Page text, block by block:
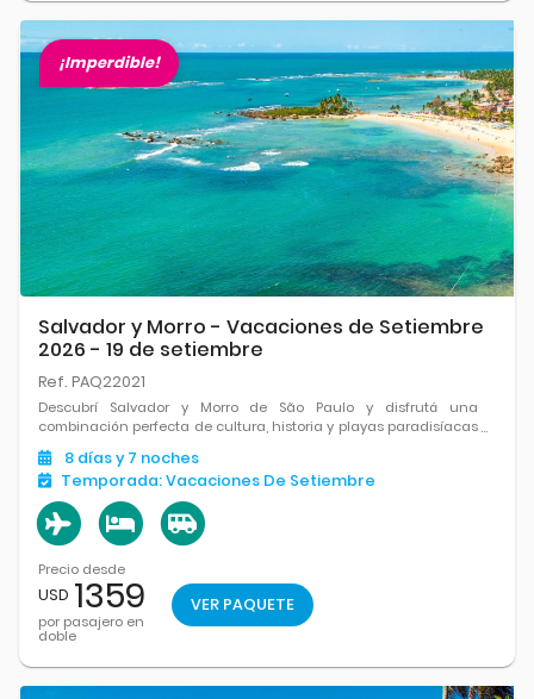
¡Imperdible!
Salvador y Morro - Vacaciones de Setiembre
2026 - 19 de setiembre
Ref. PAQ22021
Descubrí Salvador y Morro de São Paulo y disfrutá una
combinación perfecta de cultura, historia y playas paradisíacas
en el corazón de Bahía.
8 díasy 7 noches
Temporada:Vacaciones De Setiembre
Precio desde
USD 1359
por pasajero en
doble
VER PAQUETE